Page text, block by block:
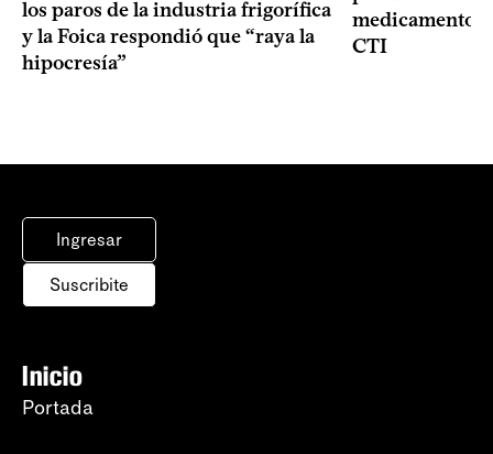
los paros de la industria frigorífica
y la Foica respondió que “raya la
hipocresía”
medicamentos
CTI
Ingresar
Suscribite
Inicio
Portada